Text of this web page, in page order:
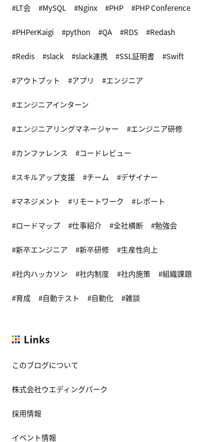
LT会 MySQL Nginx PHP PHP Conference
PHPerKaigi python QA RDS Redash
Redis slack slack連携 SSL証明書 Swift
アウトプット アプリ エンジニア
エンジニアインターン
エンジニアリングマネージャー エンジニア研修
カンファレンス コードレビュー
スキルアップ支援 チーム デザイナー
マネジメント リモートワーク レポート
ロードマップ 仕事紹介 全社横断 勉強会
新卒エンジニア 新卒研修 生産性向上
社内ハッカソン 社内制度 社内施策 組織課題
育成 自動テスト 自動化 雑談
Links
このブログについて
株式会社ウエディングパーク
採用情報
イベント情報